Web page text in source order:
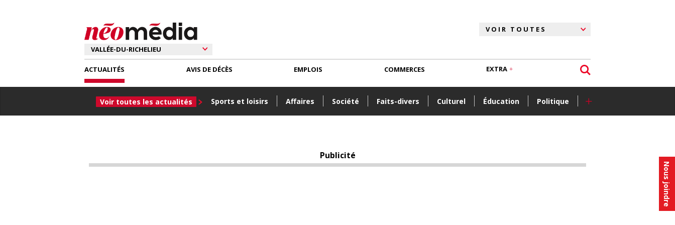
Nous joindre
ACTUALITÉS
Voir toutes les actualités Sports et loisirs Affaires Société Faits-divers Culturel Éducation Politique +
AVIS DE DÉCÈS EMPLOIS COMMERCES EXTRA
Publicité